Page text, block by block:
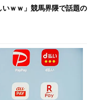
いｗｗ」競馬界隈で話題の